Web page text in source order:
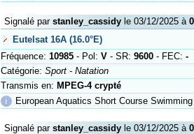
Signalé par stanley_cassidyle 03/12/2025 à
Eutelsat 16A (16.0°E)
Fréquence: 10985- Pol: V- SR: 9600- FEC: -
Catégorie: Sport - Natation
Transmis en: MPEG-4 crypté
ℹ
European Aquatics Short Course
Signalé par stanley_cassidyle 03/12/2025 à